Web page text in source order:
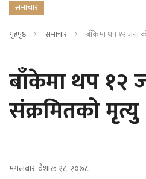
समाचार
गृहपृष्ठ समाचार बाँकेमा थप १२ जना
बाँकेमा थप १२
संक्रमितको मृत्यु
मंगलबार, वैशाख २८, २०७८